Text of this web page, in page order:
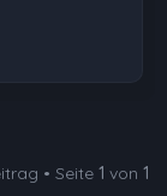
• Seite 1 von 1